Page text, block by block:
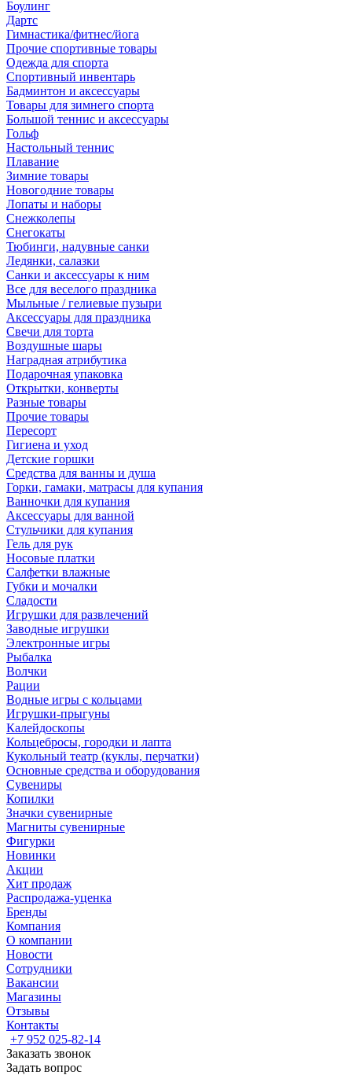
Боулинг
Дартс
Гимнастика/фитнес/йога
Прочие спортивные товары
Одежда для спорта
Спортивный инвентарь
Бадминтон и аксессуары
Товары для зимнего спорта
Большой теннис и аксессуары
Гольф
Настольный теннис
Плавание
Зимние товары
Новогодние товары
Лопаты и наборы
Снежколепы
Снегокаты
Тюбинги, надувные санки
Ледянки, салазки
Санки и аксессуары к ним
Все для веселого праздника
Мыльные / гелиевые пузыри
Аксессуары для праздника
Свечи для торта
Воздушные шары
Наградная атрибутика
Подарочная упаковка
Открытки, конверты
Разные товары
Прочие товары
Пересорт
Гигиена и уход
Детские горшки
Средства для ванны и душа
Горки, гамаки, матрасы для купания
Ванночки для купания
Аксессуары для ванной
Стульчики для купания
Гель для рук
Носовые платки
Салфетки влажные
Губки и мочалки
Сладости
Игрушки для развлечений
Заводные игрушки
Электронные игры
Рыбалка
Волчки
Рации
Водные игры с кольцами
Игрушки-прыгуны
Калейдоскопы
Кольцебросы, городки и лапта
Кукольный театр (куклы, перчатки)
Основные средства и оборудования
Сувениры
Копилки
Значки сувенирные
Магниты сувенирные
Фигурки
Новинки
Акции
Хит продаж
Распродажа-уценка
Бренды
Компания
О компании
Новости
Сотрудники
Вакансии
Магазины
Отзывы
Контакты
+7 952 025-82-14
Заказать звонок
Задать вопрос